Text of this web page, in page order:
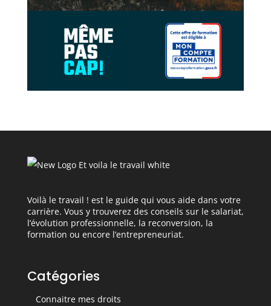
Voilà le travail ! est le guide qui vous aide dans votre
carrière. Vous y trouverez des conseils sur le salariat,
l’évolution professionnelle, la reconversion, la
formation ou encore l’entrepreneuriat.
Catégories
Connaitre mes droits